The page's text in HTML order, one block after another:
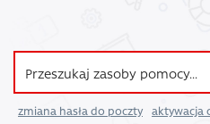
zmiana hasła do poczty
aktywacja